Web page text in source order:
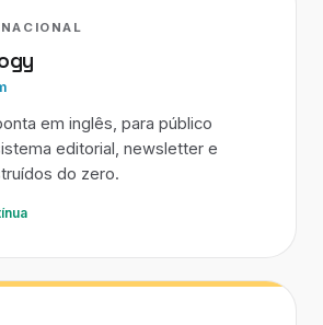
em inglês, para público
editorial, newsletter e
do zero.